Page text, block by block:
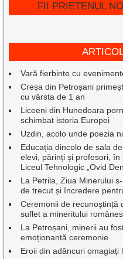
FII PRIETENUL
Vară fierbinte cu
Creșa din Petroșani
cu vârsta de 1 an
Liceeni din Hunedoara
schimbat istoria Europei
Uzdin, acolo unde poezia
Educația dincolo de sala
elevi, părinți și profesori, în
Liceul Tehnologic „Ovid
La Petrila, Ziua Minerului
de trecut și încredere
Ceremonii de recunoștință
suflet a mineritului
La Petroșani, minerii au
emoționantă ceremonie
Eroii din adâncuri omagiați